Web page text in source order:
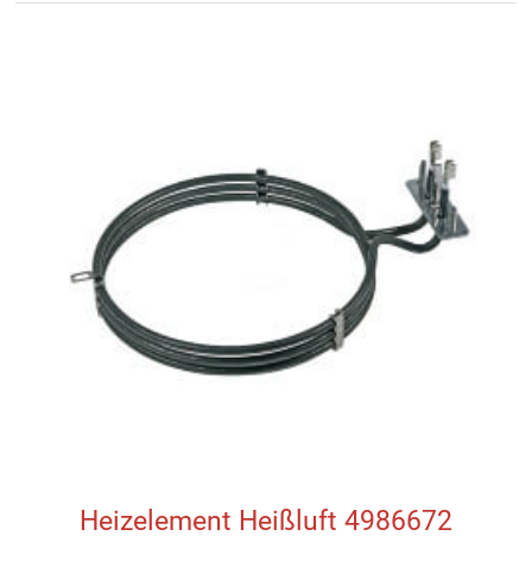
Heizelement Heißluft 4986672